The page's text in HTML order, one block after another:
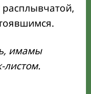
имамы
листом.